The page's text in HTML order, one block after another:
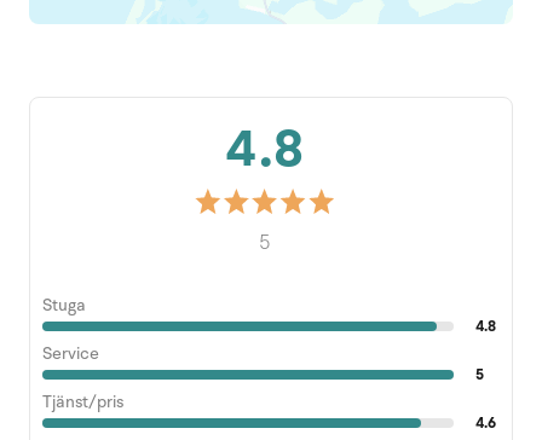
4.8
5
Stuga
4.8
Service
5
Tjänst/pris
4.6